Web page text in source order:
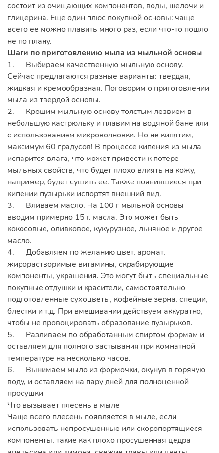
состоит из очищающих компонентов, воды, щелочи и
глицерина. Еще один плюс покупной основы: чаще
всего ее можно плавить много раз, если что-то пошло
не по плану.
Шаги по приготовлению мыла из мыльной основы
1. Выбираем качественную мыльную основу.
Сейчас предлагаются разные варианты: твердая,
жидкая и кремообразная. Поговорим о приготовлении
мыла из твердой основы.
2. Крошим мыльную основу толстым лезвием в
небольшую кастрюльку и плавим на водяной бане или
с использованием микроволновки. Но не кипятим,
максимум 60 градусов! В процессе кипения из мыла
испарится влага, что может привести к потере
мыльных свойств, что будет плохо влиять на кожу,
например, будет сушить ее. Также появившиеся при
кипении пузырьки испортят внешний вид.
3. Вливаем масло. На 100 г мыльной основы
вводим примерно 15 г. масла. Это может быть
кокосовые, оливковое, кукурузное, льняное и другое
масло.
4. Добавляем по желанию цвет, аромат,
жирорастворимые витамины, скрабирующие
компоненты, украшения. Это могут быть специальные
покупные отдушки и красители, самостоятельно
подготовленные сухоцветы, кофейные зерна, специи,
блестки и т.д. При вмешивании действуем аккуратно,
чтобы не провоцировать образование пузырьков.
5. Разливаем по обработанным спиртом формам и
оставляем для полного застывания при комнатной
температуре на несколько часов.
6. Вынимаем мыло из формочки, окунув в горячую
воду, и оставляем на пару дней для полноценной
просушки.
Что вызывает плесень в мыле
Чаще всего плесень появляется в мыле, если
использовать непросушенные или скоропортящиеся
компоненты, такие как плохо просушенная цедра